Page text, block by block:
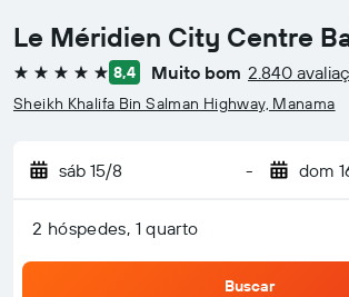
Le Méridien City Centre
5 estrelas 8,4 Muito bom 2.840
Sheikh Khalifa Bin Salman Highway, Manama
sáb 15/8 - dom
2 hóspedes, 1 quarto
Buscar